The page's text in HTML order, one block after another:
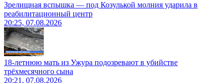
Зрелищная вспышка — под Козулькой молния ударила в
реабилитационный центр
20:25, 07.08.2026
18-летнюю мать из Ужура подозревают в убийстве
трёхмесячного сына
20:21, 07.08.2026